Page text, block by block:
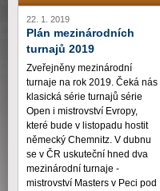
22. 1. 2019
Plán mezinárodních
turnajů 2019
Zveřejněny mezinárodní
turnaje na rok 2019. Čeká nás
klasická série turnajů série
Open i mistrovství Evropy,
které bude v listopadu hostit
německý Chemnitz. V dubnu
se v ČR uskuteční hned dva
mezinárodní turnaje -
mistrovství Masters v Peci pod